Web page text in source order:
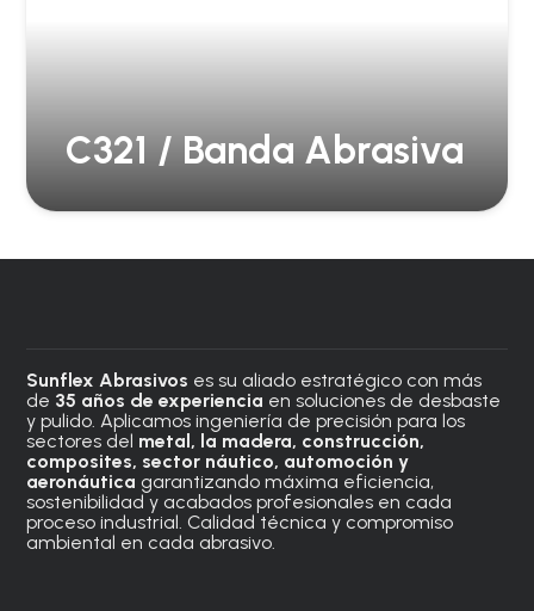
C321 / Banda Abrasiva
Sunflex Abrasivos es su aliado estratégico con más
de 35 años de experiencia en soluciones de desbaste
y pulido. Aplicamos ingeniería de precisión para los
sectores del metal, la madera, construcción,
composites, sector náutico, automoción y
aeronáutica garantizando máxima eficiencia,
sostenibilidad y acabados profesionales en cada
proceso industrial. Calidad técnica y compromiso
ambiental en cada abrasivo.